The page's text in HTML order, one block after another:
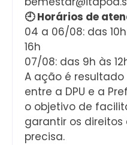
🕘 Horários de
04 a 06/08: das
16h
07/08: das 9h às
A ação é
entre a DPU e a
o objetivo de
garantir os
precisa.